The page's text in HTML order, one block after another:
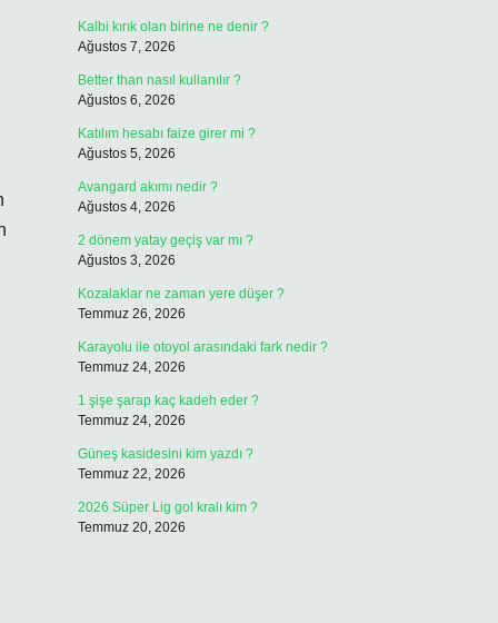
Kalbi kırık olan birine ne denir ?
Ağustos 7, 2026
Better than nasıl kullanılır ?
Ağustos 6, 2026
Katılım hesabı faize girer mi ?
Ağustos 5, 2026
Avangard akımı nedir ?
Ağustos 4, 2026
2 dönem yatay geçiş var mı ?
Ağustos 3, 2026
Kozalaklar ne zaman yere düşer ?
Temmuz 26, 2026
Karayolu ile otoyol arasındaki fark nedir ?
Temmuz 24, 2026
1 şişe şarap kaç kadeh eder ?
Temmuz 24, 2026
Güneş kasidesini kim yazdı ?
Temmuz 22, 2026
2026 Süper Lig gol kralı kim ?
Temmuz 20, 2026